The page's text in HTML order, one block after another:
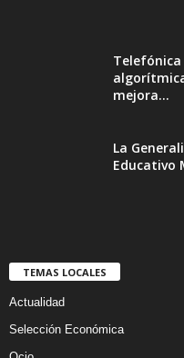
mejora...
La
Educativo
TEMAS LOCALES
Actualidad
Selección Económica